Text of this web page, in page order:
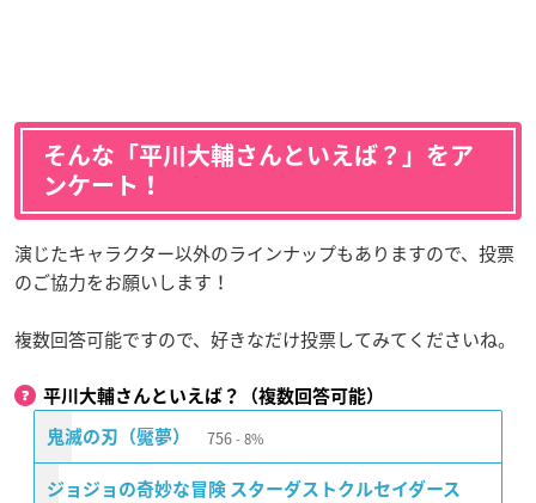
そんな「平川大輔さんといえば？」をア
ンケート！
演じたキャラクター以外のラインナップもありますので、投票
のご協力をお願いします！
複数回答可能ですので、好きなだけ投票してみてくださいね。
平川大輔さんといえば？（複数回答可能）
鬼滅の刃（魘夢） 756 8%
ジョジョの奇妙な冒険 スターダストクルセイダース